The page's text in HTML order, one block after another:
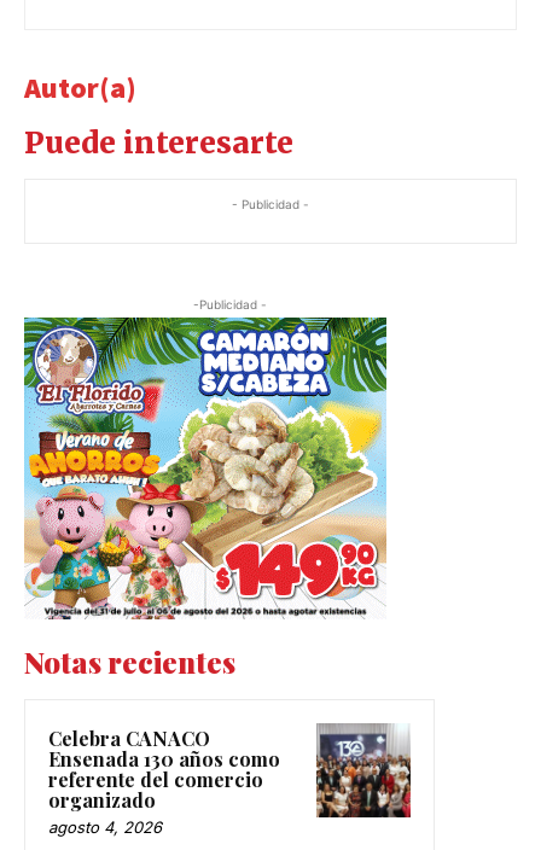
Autor(a)
Puede interesarte
- Publicidad -
-Publicidad -
Notas recientes
Celebra CANACO
Ensenada 130 años como
referente del comercio
organizado
agosto 4, 2026